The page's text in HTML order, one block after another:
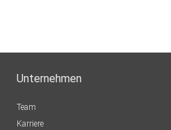
Unternehmen
Team
Karriere